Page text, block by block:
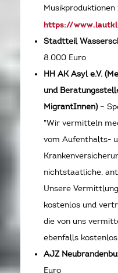
Musikproduktionen
https://
Stadtteil
8.000 Euro
HH AK Asyl e.V.
und
MigrantInnen)–
"Wir vermitteln
vom Aufenthalts-
nichtstaatliche,
Unsere
kostenlos und
die von uns
ebenfalls
AJZ
Euro